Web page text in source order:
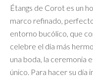
Étangs de Corot es un
marco refinado,
entorno bucólico, que
celebre el día más
una boda, la ceremonia
único. Para hacer su día